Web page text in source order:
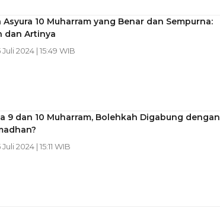
Asyura 10 Muharram yang Benar dan Sempurna:
dan Artinya
Juli 2024 | 15:49 WIB
9 dan 10 Muharram, Bolehkah Digabung dengan
2024 | 15:11 WIB